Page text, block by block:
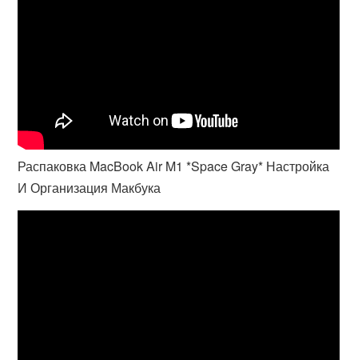
Распаковка MacBook Air M1 *Space Gray* Настройка
И Организация Макбука